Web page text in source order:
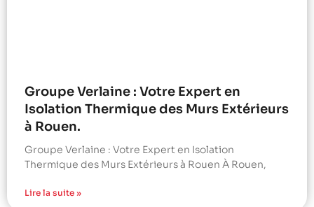
Groupe Verlaine : Votre Expert en
Isolation Thermique des Murs Extérieurs
à Rouen.
Groupe Verlaine : Votre Expert en Isolation
Thermique des Murs Extérieurs à Rouen À Rouen,
Lire la suite »